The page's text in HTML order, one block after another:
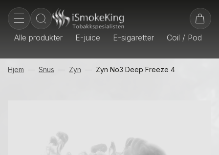
Alle produkter E-juice E-sigaretter Coil / Pod
Hjem Snus Zyn Zyn No3 Deep Freeze 4